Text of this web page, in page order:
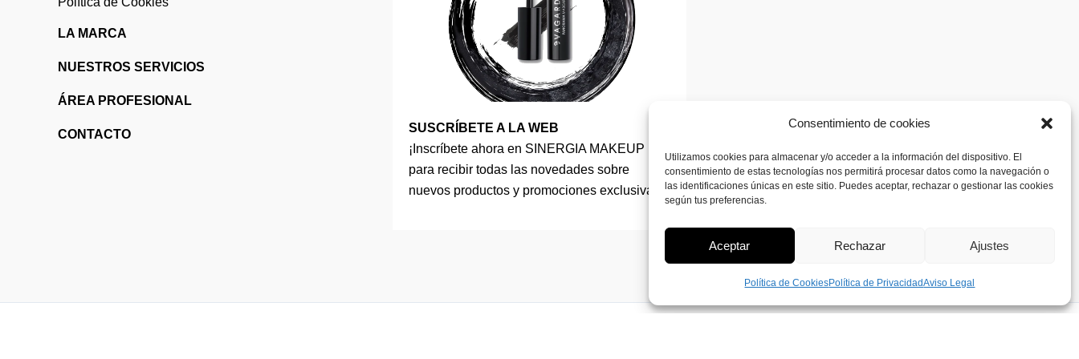
Consentimiento de cookies
Utilizamos cookies para almacenar y/o acceder a la información del dispositivo. El
consentimiento de estas tecnologías nos permitirá procesar datos como la navegación o
las identificaciones únicas en este sitio. Puedes aceptar, rechazar o gestionar las cookies
según tus preferencias.
Aceptar Rechazar Ajustes
Política de CookiesPolítica de PrivacidadAviso Legal
LA MARCA
NUESTROS SERVICIOS
ÁREA PROFESIONAL
CONTACTO
SUSCRÍBETE A LA WEB
¡Inscríbete ahora en SINERGIA MAKEUP
para recibir todas las novedades sobre
nuevos productos y promociones exclusivas!